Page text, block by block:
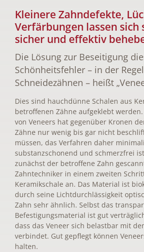
Kleinere Zahndefekte,
Verfärbungen lassen sich
sicher und effektiv
Die Lösung zur Beseitigung
Schönheitsfehler – in der
Schneidezähnen – heißt
Dies sind hauchdünne Schalen aus
betroffenen Zähne aufgeklebt
von Veneers hat gegenüber Kronen
Zähne nur wenig bis gar nicht
müssen, das Verfahren daher
substanzschonend und schmerzfrei
zunächst der betroffene Zahn
Zahntechniker in einem zweiten
Keramikschale an. Das Material ist
durch seine Lichtdurchlässigkeit
Zahn sehr ähnlich. Selbst das
Befestigungsmaterial ist gut
dass das Veneer sich belastbar mit
verbindet. Gut gepflegt können
halten.